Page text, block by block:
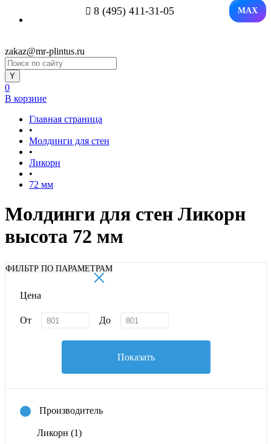
8 (495) 411-31-05 MAX
zakaz@mr-plintus.ru
0
В корзине
Главная страница
•
Молдинги для стен
•
Ликорн
•
72 мм
Молдинги для стен Ликорн
высота 72 мм
ФИЛЬТР ПО ПАРАМЕТРАМ
×
Цена
От До
Показать
Производитель
Ликорн (1)